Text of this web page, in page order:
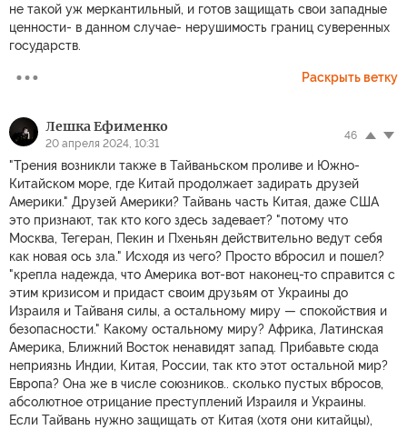
не такой уж меркантильный, и готов защищать свои западные
ценности- в данном случае- нерушимость границ суверенных
государств.
Раскрыть ветку
Лешка Ефименко
20 апреля 2024, 10:31
46
"Трения возникли также в Тайваньском проливе и Южно-
Китайском море, где Китай продолжает задирать друзей
Америки." Друзей Америки? Тайвань часть Китая, даже США
это признают, так кто кого здесь задевает? "потому что
Москва, Тегеран, Пекин и Пхеньян действительно ведут себя
как новая ось зла." Исходя из чего? Просто вбросил и пошел?
"крепла надежда, что Америка вот-вот наконец-то справится с
этим кризисом и придаст своим друзьям от Украины до
Израиля и Тайваня силы, а остальному миру — спокойствия и
безопасности." Какому остальному миру? Африка, Латинская
Америка, Ближний Восток ненавидят запад. Прибавьте сюда
неприязнь Индии, Китая, России, так кто этот остальной мир?
Европа? Она же в числе союзников.. сколько пустых вбросов,
абсолютное отрицание преступлений Израиля и Украины.
Если Тайвань нужно защищать от Китая (хотя они китайцы),